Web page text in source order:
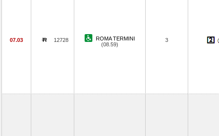
07.03 12728
ROMA TERMINI
(08.59)
3